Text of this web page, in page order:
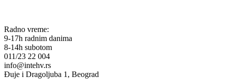
Radno vreme:
9-17h radnim danima
8-14h subotom
011/23 22 004
info@intehv.rs
Đuje i Dragoljuba 1, Beograd